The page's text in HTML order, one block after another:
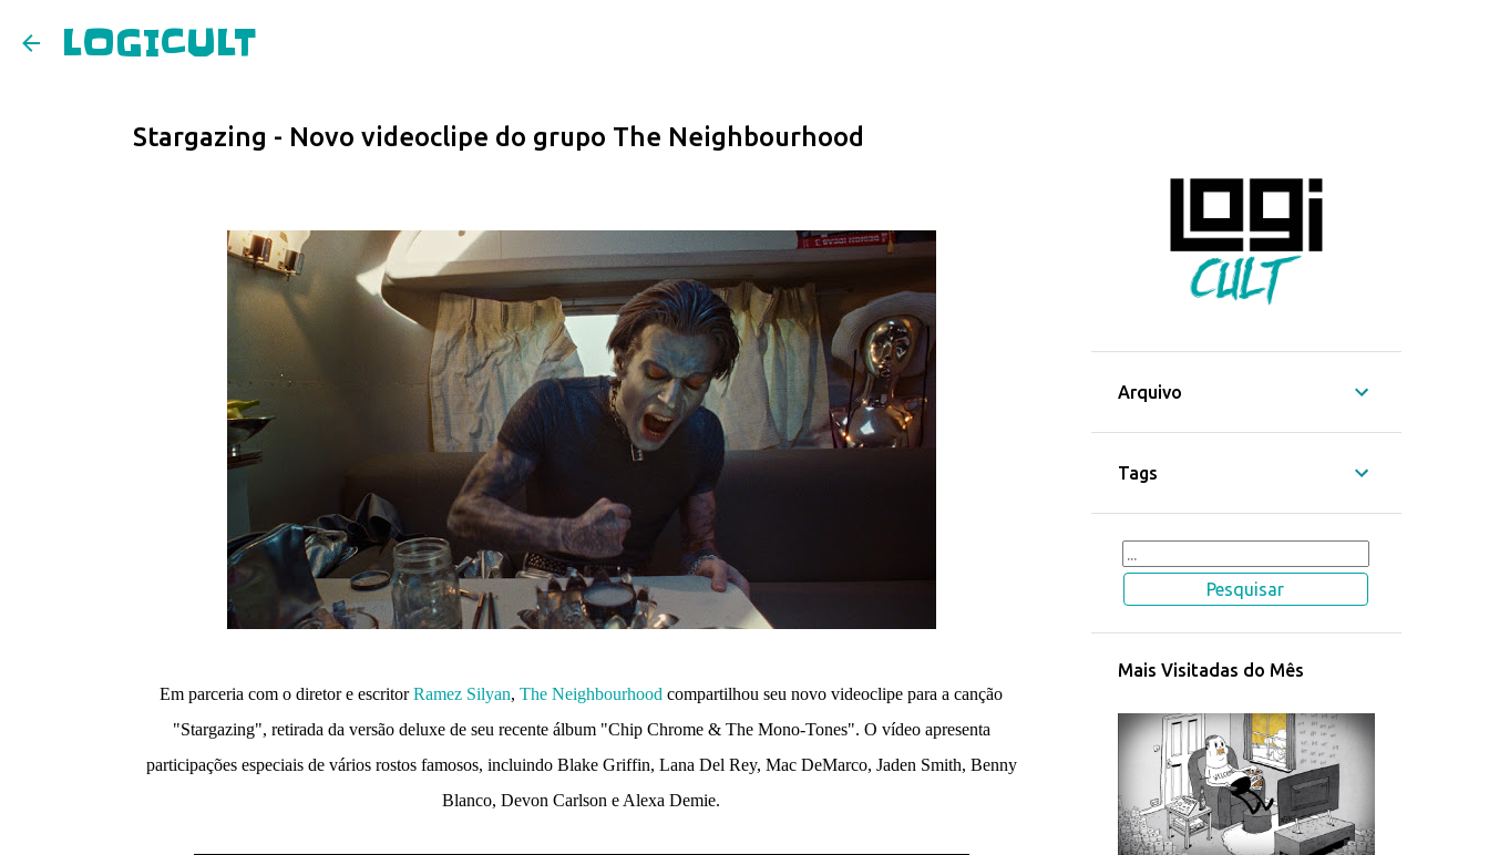
LOGICULT
Stargazing - Novo videoclipe do grupo The Neighbourhood
Em parceria com o diretor e escritorRamez Silyan, The Neighbourhood compartilhou seu novo videoclipe para a canção
"Stargazing", retirada da versão deluxe de seu recente álbum "Chip Chrome & The Mono-Tones". O vídeo apresenta
participações especiais de vários rostos famosos, incluindo Blake Griffin, Lana Del Rey, Mac DeMarco, Jaden Smith, Benny
Blanco, Devon Carlson e Alexa Demie.
Arquivo
Tags
Mais Visitadas do Mês